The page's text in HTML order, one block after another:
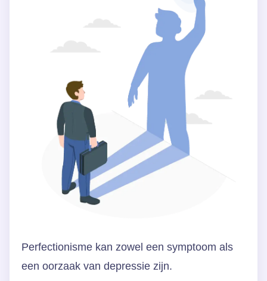
Perfectionisme kan zowel een symptoom als
een oorzaak van depressie zijn.